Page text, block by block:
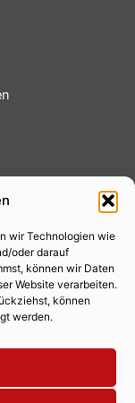
wir Technologien wie
oder darauf
können wir Daten
Website verarbeiten.
können
werden.